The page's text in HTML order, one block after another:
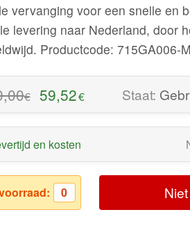
vervanging voor een snelle en
levering naar Nederland, door
Productcode: 715GA006-
€ 59,52€ Staat:
en kosten
0